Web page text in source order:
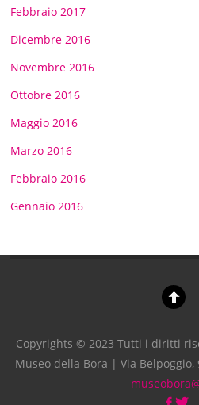
Febbraio 2017
Dicembre 2016
Novembre 2016
Ottobre 2016
Maggio 2016
Marzo 2016
Febbraio 2016
Gennaio 2016
Copyrights © 2023 Tutti i diritti
Museo della Bora | Via